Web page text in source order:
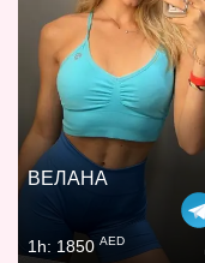
ВЕЛАНА
1h: 1850 AED